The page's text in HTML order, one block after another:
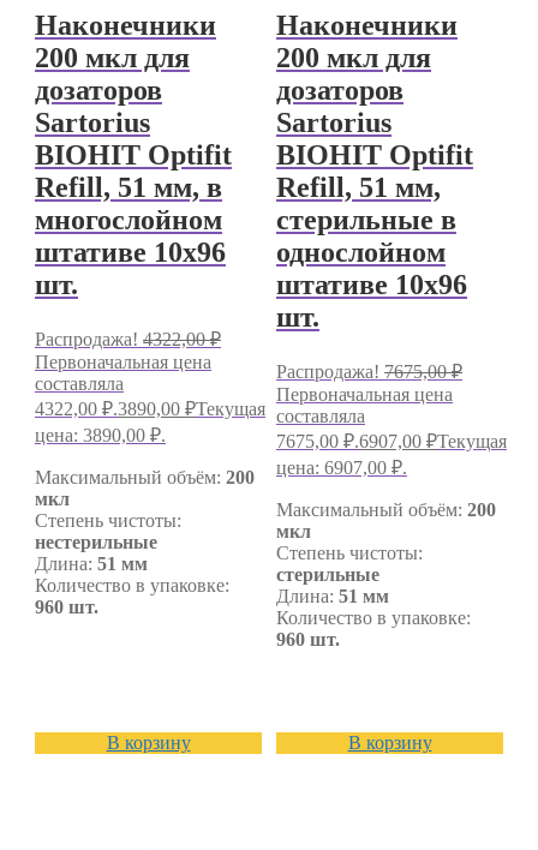
Наконечники
200 мкл для
дозаторов
Sartorius
BIOHIT Optifit
Refill, 51 мм, в
многослойном
штативе 10х96
шт.
Распродажа! 4322,00₽
Первоначальная цена
составляла
4322,00 ₽.3890,00 ₽Текущая
цена: 3890,00 ₽.
Максимальный объём: 200
мкл
Степень чистоты:
нестерильные
Длина: 51 мм
Количество в упаковке:
960 шт.
В корзину
Наконечники
200 мкл для
дозаторов
Sartorius
BIOHIT Optifit
Refill, 51 мм,
стерильные в
однослойном
штативе 10х96
шт.
Распродажа! 7675,00₽
Первоначальная цена
составляла
7675,00 ₽.6907,00 ₽Текущая
цена: 6907,00 ₽.
Максимальный объём: 200
мкл
Степень чистоты:
стерильные
Длина: 51 мм
Количество в упаковке:
960 шт.
В корзину